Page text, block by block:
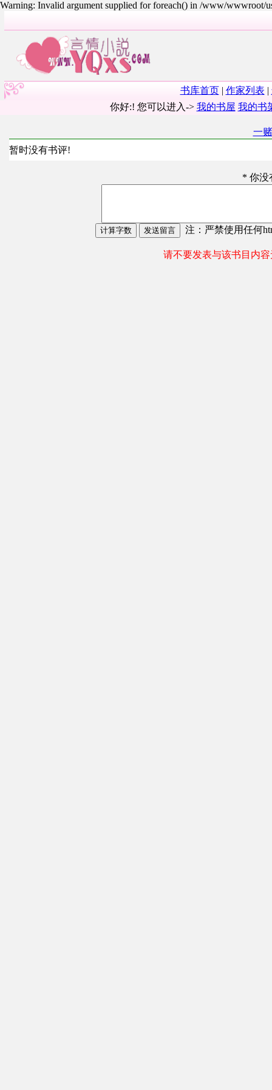
Warning: Invalid argument supplied for foreach() in /www/wwwroot/
书库首页| 作家列表 |
你好:! 您可以进入-> 我的书屋 我的书
一
暂时没有书评!
* 你没
注：严禁使用任何
请不要发表与该书目内